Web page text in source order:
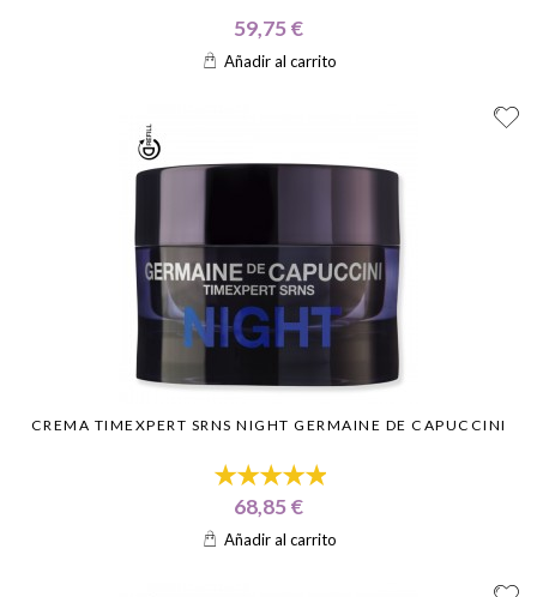
59,75 €
Añadir al carrito
CREMA TIMEXPERT SRNS NIGHT GERMAINE DE CAPUCCINI
68,85 €
Añadir al carrito